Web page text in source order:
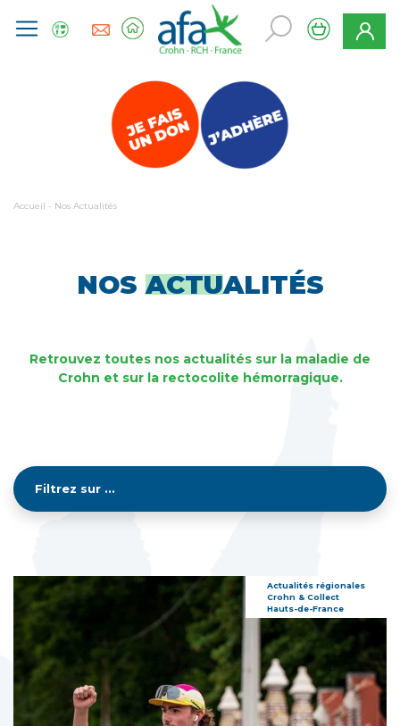
Accueil - Nos Actualités
NOS ACTUALITÉS
Retrouvez toutes nos actualités sur la maladie de
Crohn et sur la rectocolite hémorragique.
Actualités régionales
Crohn & Collect
Hauts-de-France